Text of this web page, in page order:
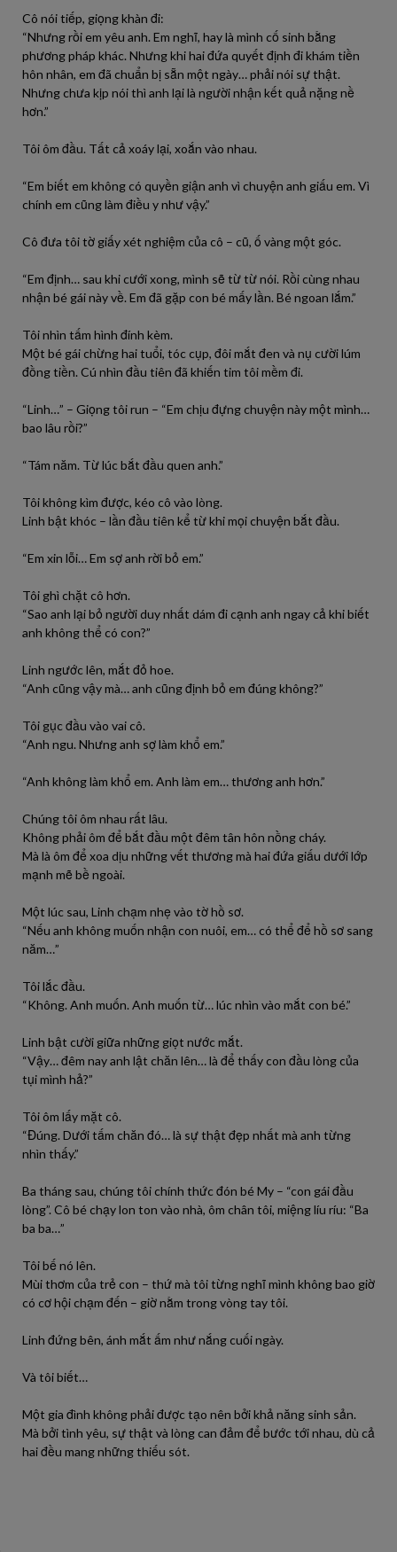
Cô nói tiếp, giọng khàn đi:
“Nhưng rồi em yêu anh. Em nghĩ, hay là mình cố sinh bằng
phương pháp khác. Nhưng khi hai đứa quyết định đi khám tiền
hôn nhân, em đã chuẩn bị sẵn một ngày… phải nói sự thật.
Nhưng chưa kịp nói thì anh lại là người nhận kết quả nặng nề
hơn.”
Tôi ôm đầu. Tất cả xoáy lại, xoắn vào nhau.
“Em biết em không có quyền giận anh vì chuyện anh giấu em. Vì
chính em cũng làm điều y như vậy.”
Cô đưa tôi tờ giấy xét nghiệm của cô – cũ, ố vàng một góc.
“Em định… sau khi cưới xong, mình sẽ từ từ nói. Rồi cùng nhau
nhận bé gái này về. Em đã gặp con bé mấy lần. Bé ngoan lắm.”
Tôi nhìn tấm hình đính kèm.
Một bé gái chừng hai tuổi, tóc cụp, đôi mắt đen và nụ cười lúm
đồng tiền. Cú nhìn đầu tiên đã khiến tim tôi mềm đi.
“Linh…” – Giọng tôi run – “Em chịu đựng chuyện này một mình…
bao lâu rồi?”
“Tám năm. Từ lúc bắt đầu quen anh.”
Tôi không kìm được, kéo cô vào lòng.
Linh bật khóc – lần đầu tiên kể từ khi mọi chuyện bắt đầu.
“Em xin lỗi… Em sợ anh rời bỏ em.”
Tôi ghì chặt cô hơn.
“Sao anh lại bỏ người duy nhất dám đi cạnh anh ngay cả khi biết
anh không thể có con?”
Linh ngước lên, mắt đỏ hoe.
“Anh cũng vậy mà… anh cũng định bỏ em đúng không?”
Tôi gục đầu vào vai cô.
“Anh ngu. Nhưng anh sợ làm khổ em.”
“Anh không làm khổ em. Anh làm em… thương anh hơn.”
Chúng tôi ôm nhau rất lâu.
Không phải ôm để bắt đầu một đêm tân hôn nồng cháy.
Mà là ôm để xoa dịu những vết thương mà hai đứa giấu dưới lớp
mạnh mẽ bề ngoài.
Một lúc sau, Linh chạm nhẹ vào tờ hồ sơ.
“Nếu anh không muốn nhận con nuôi, em… có thể để hồ sơ sang
năm…”
Tôi lắc đầu.
“Không. Anh muốn. Anh muốn từ… lúc nhìn vào mắt con bé.”
Linh bật cười giữa những giọt nước mắt.
“Vậy… đêm nay anh lật chăn lên… là để thấy con đầu lòng của
tụi mình hả?”
Tôi ôm lấy mặt cô.
“Đúng. Dưới tấm chăn đó… là sự thật đẹp nhất mà anh từng
nhìn thấy.”
Ba tháng sau, chúng tôi chính thức đón bé My – “con gái đầu
lòng”. Cô bé chạy lon ton vào nhà, ôm chân tôi, miệng líu ríu: “Ba
ba ba…”
Tôi bế nó lên.
Mùi thơm của trẻ con – thứ mà tôi từng nghĩ mình không bao giờ
có cơ hội chạm đến – giờ nằm trong vòng tay tôi.
Linh đứng bên, ánh mắt ấm như nắng cuối ngày.
Và tôi biết…
Một gia đình không phải được tạo nên bởi khả năng sinh sản.
Mà bởi tình yêu, sự thật và lòng can đảm để bước tới nhau, dù cả
hai đều mang những thiếu sót.